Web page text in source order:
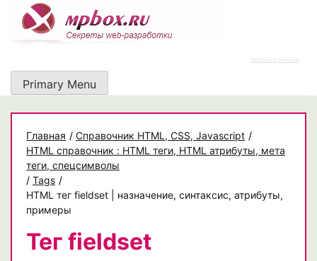
content
https://rz-work.ru
Primary Menu
Главная / Cправочник HTML, CSS, Javascript /
HTML справочник : HTML теги, HTML атрибуты, мета
теги, спецсимволы
/ Tags /
HTML тег fieldset | назначение, синтаксис, атрибуты,
примеры
Тег fieldset